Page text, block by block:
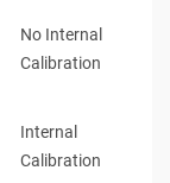
No Internal
Calibration
Internal
Calibration